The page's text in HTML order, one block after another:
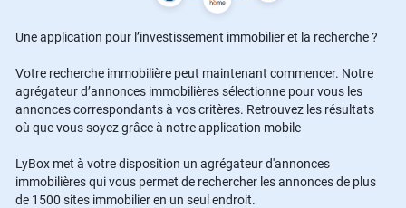
Une application pour l’investissement immobilier et la recherche ?
Votre recherche immobilière peut maintenant commencer. Notre
agrégateur d’annonces immobilières sélectionne pour vous les
annonces correspondants à vos critères. Retrouvez les résultats
où que vous soyez grâce à notre application mobile
LyBox met à votre disposition un agrégateur d'annonces
immobilières qui vous permet de rechercher les annonces de plus
de 1500 sites immobilier en un seul endroit.